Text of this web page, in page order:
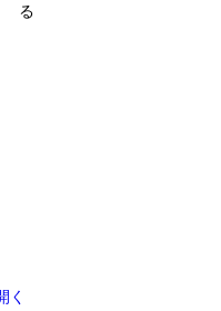
る
く